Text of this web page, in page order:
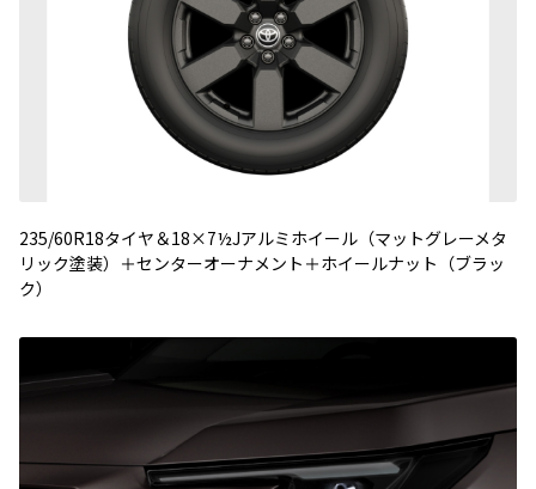
235/60R18タイヤ＆18×7½Jアルミホイール（マットグレーメタ
リック塗装）＋センターオーナメント＋ホイールナット（ブラッ
ク）